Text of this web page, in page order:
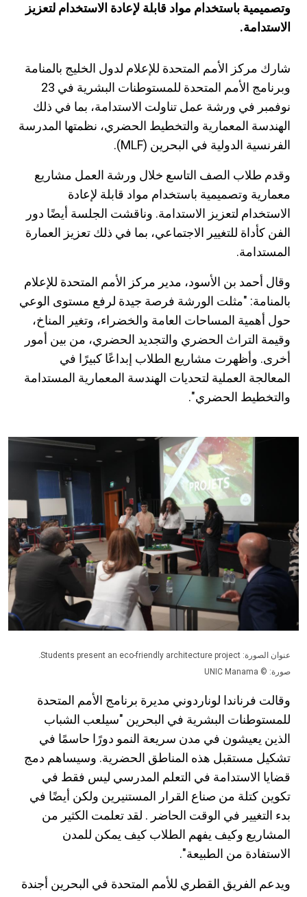
وتصميمية باستخدام مواد قابلة لإعادة الاستخدام لتعزيز
الاستدامة.
شارك مركز الأمم المتحدة للإعلام لدول الخليج بالمنامة
وبرنامج الأمم المتحدة للمستوطنات البشرية في 23
نوفمبر في ورشة عمل تناولت الاستدامة، بما في ذلك
الهندسة المعمارية والتخطيط الحضري، نظمتها المدرسة
الفرنسية الدولية في البحرين (MLF).
وقدم طلاب الصف التاسع خلال ورشة العمل مشاريع
معمارية وتصميمية باستخدام مواد قابلة لإعادة
الاستخدام لتعزيز الاستدامة. وناقشت الجلسة أيضًا دور
الفن كأداة للتغيير الاجتماعي، بما في ذلك تعزيز العمارة
المستدامة.
وقال أحمد بن الأسود، مدير مركز الأمم المتحدة للإعلام
بالمنامة: "مثلت الورشة فرصة جيدة لرفع مستوى الوعي
حول أهمية المساحات العامة والخضراء، وتغير المناخ،
وقيمة التراث الحضري والتجديد الحضري، من بين أمور
أخرى. وأظهرت مشاريع الطلاب إبداعًا كبيرًا في
المعالجة العملية لتحديات الهندسة المعمارية المستدامة
والتخطيط الحضري".
عنوان الصورة: Students present an eco-friendly architecture project.
صورة: © UNIC Manama
وقالت فرناندا لوناردوني مديرة برنامج الأمم المتحدة
للمستوطنات البشرية في البحرين "سيلعب الشباب
الذين يعيشون في مدن سريعة النمو دورًا حاسمًا في
تشكيل مستقبل هذه المناطق الحضرية. وسيساهم دمج
قضايا الاستدامة في التعلم المدرسي ليس فقط في
تكوين كتلة من صناع القرار المستنيرين ولكن أيضًا في
بدء التغيير في الوقت الحاضر . لقد تعلمت الكثير من
المشاريع وكيف يفهم الطلاب كيف يمكن للمدن
الاستفادة من الطبيعة".
ويدعم الفريق القطري للأمم المتحدة في البحرين أجندة